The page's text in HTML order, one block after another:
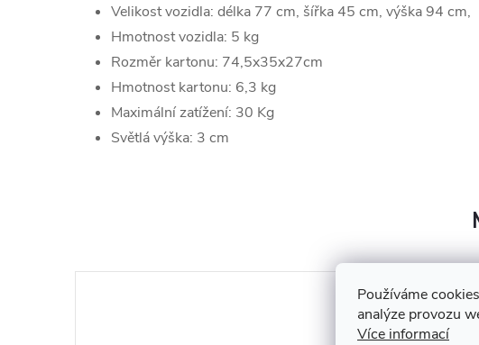
Používáme
analýze provozu
Více informací
Velikost vozidla: délka 77 cm, šířka 45 cm, výška 94 cm,
Hmotnost vozidla: 5 kg
Rozměr kartonu: 74,5x35x27cm
Hmotnost kartonu: 6,3 kg
Maximální zatížení: 30 Kg
Světlá výška: 3 cm